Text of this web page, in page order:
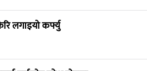
लगाइयो कर्फ्यु